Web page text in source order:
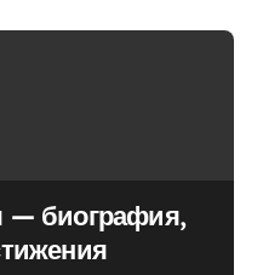
— биография,